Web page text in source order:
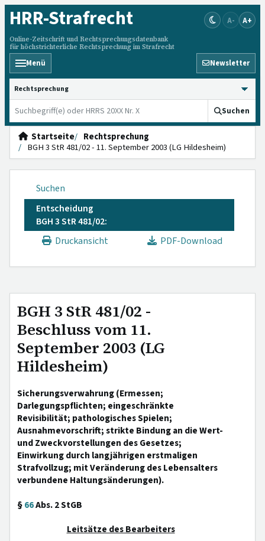
HRR-Strafrecht
Online-Zeitschrift und Rechtsprechungsdatenbank
für höchstrichterliche Rechtsprechung im Strafrecht
A- A+
Menü Newsletter
HRRS durchsuchen
Suchen
Startseite
Rechtsprechung
BGH 3 StR 481/02 - 11. September 2003 (LG Hildesheim)
Suchen
Entscheidung
BGH 3 StR 481/02:
Druckansicht
PDF-Download
BGH 3 StR 481/02 -
Beschluss vom 11.
September 2003 (LG
Hildesheim)
Sicherungsverwahrung (Ermessen;
Darlegungspflichten; eingeschränkte
Revisibilität; pathologisches Spielen;
Ausnahmevorschrift; strikte Bindung an die Wert-
und Zweckvorstellungen des Gesetzes;
Einwirkung durch langjährigen erstmaligen
Strafvollzug; mit Veränderung des Lebensalters
verbundene Haltungsänderungen).
§66Abs. 2 StGB
Leitsätze des Bearbeiters